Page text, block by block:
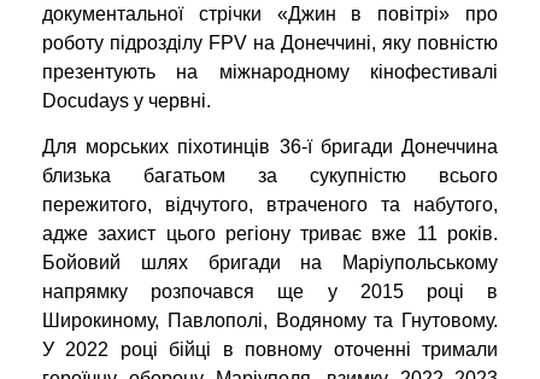
документальної стрічки «Джин в повітрі» про
роботу підрозділу FPV на Донеччині, яку повністю
презентують на міжнародному кінофестивалі
Docudays у червні.
Для морських піхотинців 36-ї бригади Донеччина
близька багатьом за сукупністю всього
пережитого, відчутого, втраченого та набутого,
адже захист цього регіону триває вже 11 років.
Бойовий шлях бригади на Маріупольському
напрямку розпочався ще у 2015 році в
Широкиному, Павлополі, Водяному та Гнутовому.
У 2022 році бійці в повному оточенні тримали